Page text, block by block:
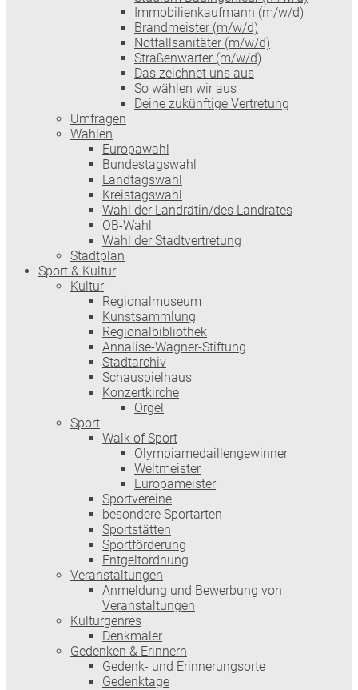
Immobilienkaufmann (m/w/d)
Brandmeister (m/w/d)
Notfallsanitäter (m/w/d)
Straßenwärter (m/w/d)
Das zeichnet uns aus
So wählen wir aus
Deine zukünftige Vertretung
Umfragen
Wahlen
Europawahl
Bundestagswahl
Landtagswahl
Kreistagswahl
Wahl der Landrätin/des Landrates
OB-Wahl
Wahl der Stadtvertretung
Stadtplan
Sport & Kultur
Kultur
Regionalmuseum
Kunstsammlung
Regionalbibliothek
Annalise-Wagner-Stiftung
Stadtarchiv
Schauspielhaus
Konzertkirche
Orgel
Sport
Walk of Sport
Olympiamedaillengewinner
Weltmeister
Europameister
Sportvereine
besondere Sportarten
Sportstätten
Sportförderung
Entgeltordnung
Veranstaltungen
Anmeldung und Bewerbung von
Veranstaltungen
Kulturgenres
Denkmäler
Gedenken & Erinnern
Gedenk- und Erinnerungsorte
Gedenktage